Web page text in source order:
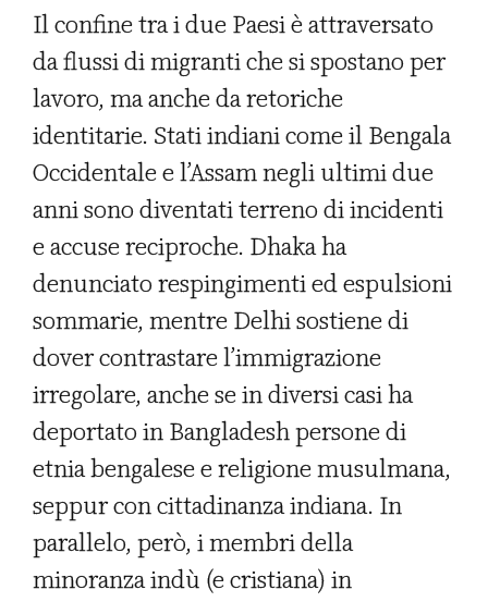
Il confine tra i due Paesi è attraversato
da flussi di migranti che si spostano per
lavoro, ma anche da retoriche
identitarie. Stati indiani come il Bengala
Occidentale e l’Assam negli ultimi due
anni sono diventati terreno di incidenti
e accuse reciproche. Dhaka ha
denunciato respingimenti ed espulsioni
sommarie, mentre Delhi sostiene di
dover contrastare l’immigrazione
irregolare, anche se in diversi casi ha
deportato in Bangladesh persone di
etnia bengalese e religione musulmana,
seppur con cittadinanza indiana. In
parallelo, però, i membri della
minoranza indù (e cristiana) in